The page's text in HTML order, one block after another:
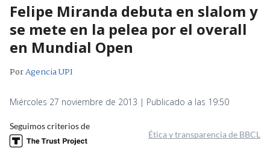
Felipe Miranda debuta en slalom y
se mete en la pelea por el overall
en Mundial Open
PorAgencia UPI
Miércoles 27 noviembre de 2013 | Publicado a las 19:50
Seguimos criterios de
Ética y transparencia de BBCL